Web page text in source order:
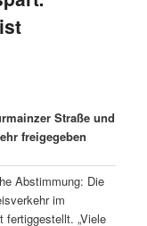
Straße und
freigegeben
Abstimmung: Die
im
fertiggestellt. „Viele